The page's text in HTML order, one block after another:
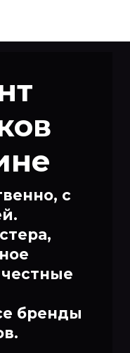
с
бренды